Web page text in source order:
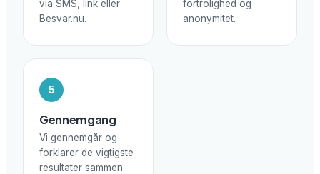
via SMS, link eller
Besvar.nu.
fortrolighed og
anonymitet.
5
Gennemgang
Vi gennemgår og
forklarer de vigtigste
resultater sammen